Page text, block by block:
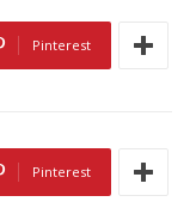
Pinterest
Pinterest